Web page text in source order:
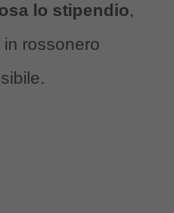
lo stipendio,
rossonero